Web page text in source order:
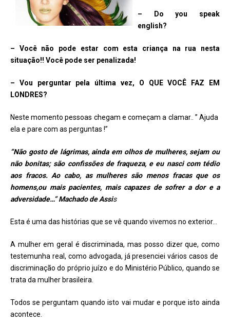
– Do you speak
english?
– Você não pode estar com esta criança na rua nesta
situação!! Você pode ser penalizada!
– Vou perguntar pela última vez, O QUE VOCÊ FAZ EM
LONDRES?
Neste momento pessoas chegam e começam a clamar.. ” Ajuda
ela e pare com as perguntas !”
“Não gosto de lágrimas, ainda em olhos de mulheres, sejam ou
não bonitas; são confissões de fraqueza, e eu nasci com tédio
aos fracos. Ao cabo, as mulheres são menos fracas que os
homens,ou mais pacientes, mais capazes de sofrer a dor e a
adversidade…”Machado de Assis
Esta é uma das histórias que se vê quando vivemos no exterior…
A mulher em geral é discriminada, mas posso dizer que, como
testemunha real, como advogada, já presenciei vários casos de
discriminação do próprio juízo e do Ministério Público, quando se
trata da mulher brasileira.
Todos se perguntam quando isto vai mudar e porque isto ainda
acontece.